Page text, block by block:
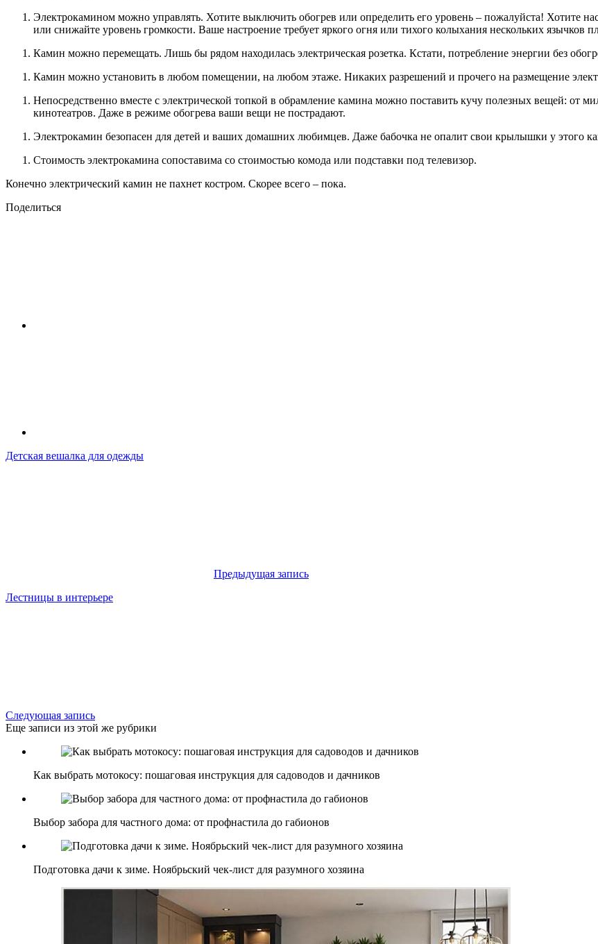
Электрокамином можно управлять. Хотите выключить обогрев или определить его уровень – пожалуйста! Хотите
или снижайте уровень громкости. Ваше настроение требует яркого огня или тихого колыхания нескольких
Камин можно перемещать. Лишь бы рядом находилась электрическая розетка. Кстати, потребление энергии без
Камин можно установить в любом помещении, на любом этаже. Никаких разрешений и прочего на размещение
Непосредственно вместе с электрической топкой в обрамление камина можно поставить кучу полезных вещей: от
кинотеатров. Даже в режиме обогрева ваши вещи не пострадают.
Электрокамин безопасен для детей и ваших домашних любимцев. Даже бабочка не опалит свои крылышки у этого
Стоимость электрокамина сопоставима со стоимостью комода или подставки под телевизор.
Конечно электрический камин не пахнет костром. Скорее всего – пока.
Поделиться
Детская вешалка для одежды
Предыдущая запись
Лестницы в интерьере
Следующая запись
Еще записи из этой же рубрики
Как выбрать мотокосу: пошаговая инструкция для садоводов и дачников
Выбор забора для частного дома: от профнастила до габионов
Подготовка дачи к зиме. Ноябрьский чек-лист для разумного хозяина